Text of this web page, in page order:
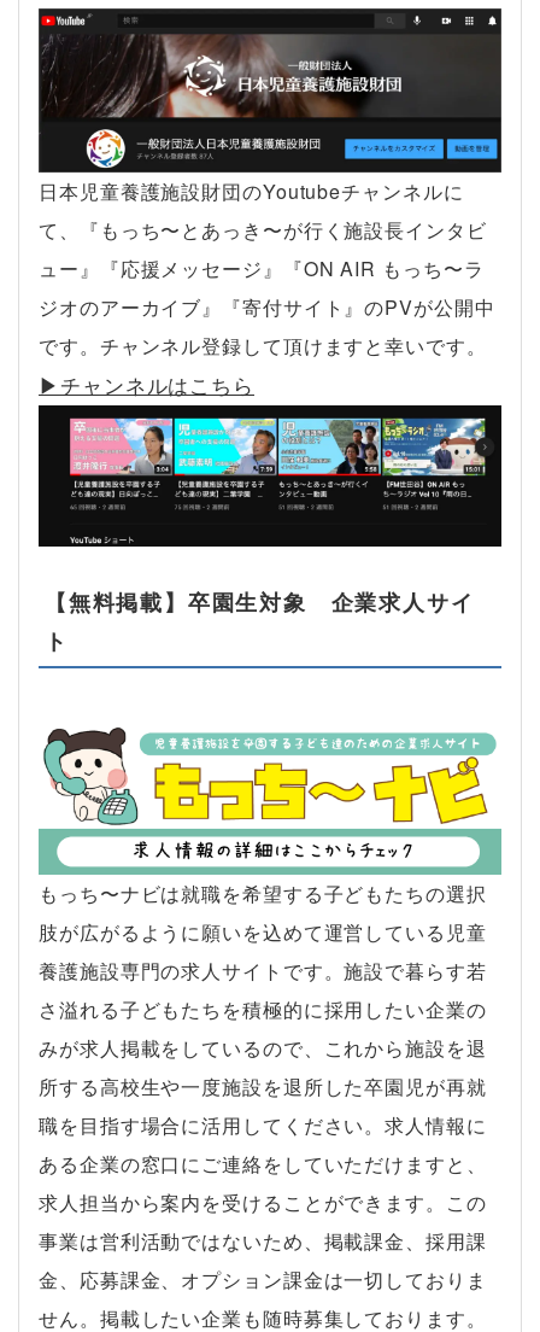
日本児童養護施設財団のYoutubeチャンネルに
て、『もっち〜とあっき〜が行く施設長インタビ
ュー』『応援メッセージ』『ON AIR もっち〜ラ
ジオのアーカイブ』『寄付サイト』のPVが公開中
です。チャンネル登録して頂けますと幸いです。
▶︎チャンネルはこちら
【無料掲載】卒園生対象 企業求人サイ
ト
もっち〜ナビは就職を希望する子どもたちの選択
肢が広がるように願いを込めて運営している児童
養護施設専門の求人サイトです。施設で暮らす若
さ溢れる子どもたちを積極的に採用したい企業の
みが求人掲載をしているので、これから施設を退
所する高校生や一度施設を退所した卒園児が再就
職を目指す場合に活用してください。求人情報に
ある企業の窓口にご連絡をしていただけますと、
求人担当から案内を受けることができます。この
事業は営利活動ではないため、掲載課金、採用課
金、応募課金、オプション課金は一切しておりま
せん。掲載したい企業も随時募集しております。